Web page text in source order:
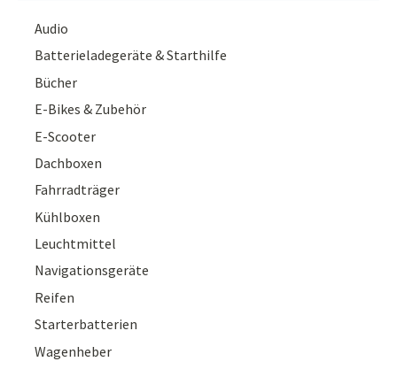
Audio
Batterieladegeräte & Starthilfe
Bücher
E-Bikes & Zubehör
E-Scooter
Dachboxen
Fahrradträger
Kühlboxen
Leuchtmittel
Navigationsgeräte
Reifen
Starterbatterien
Wagenheber